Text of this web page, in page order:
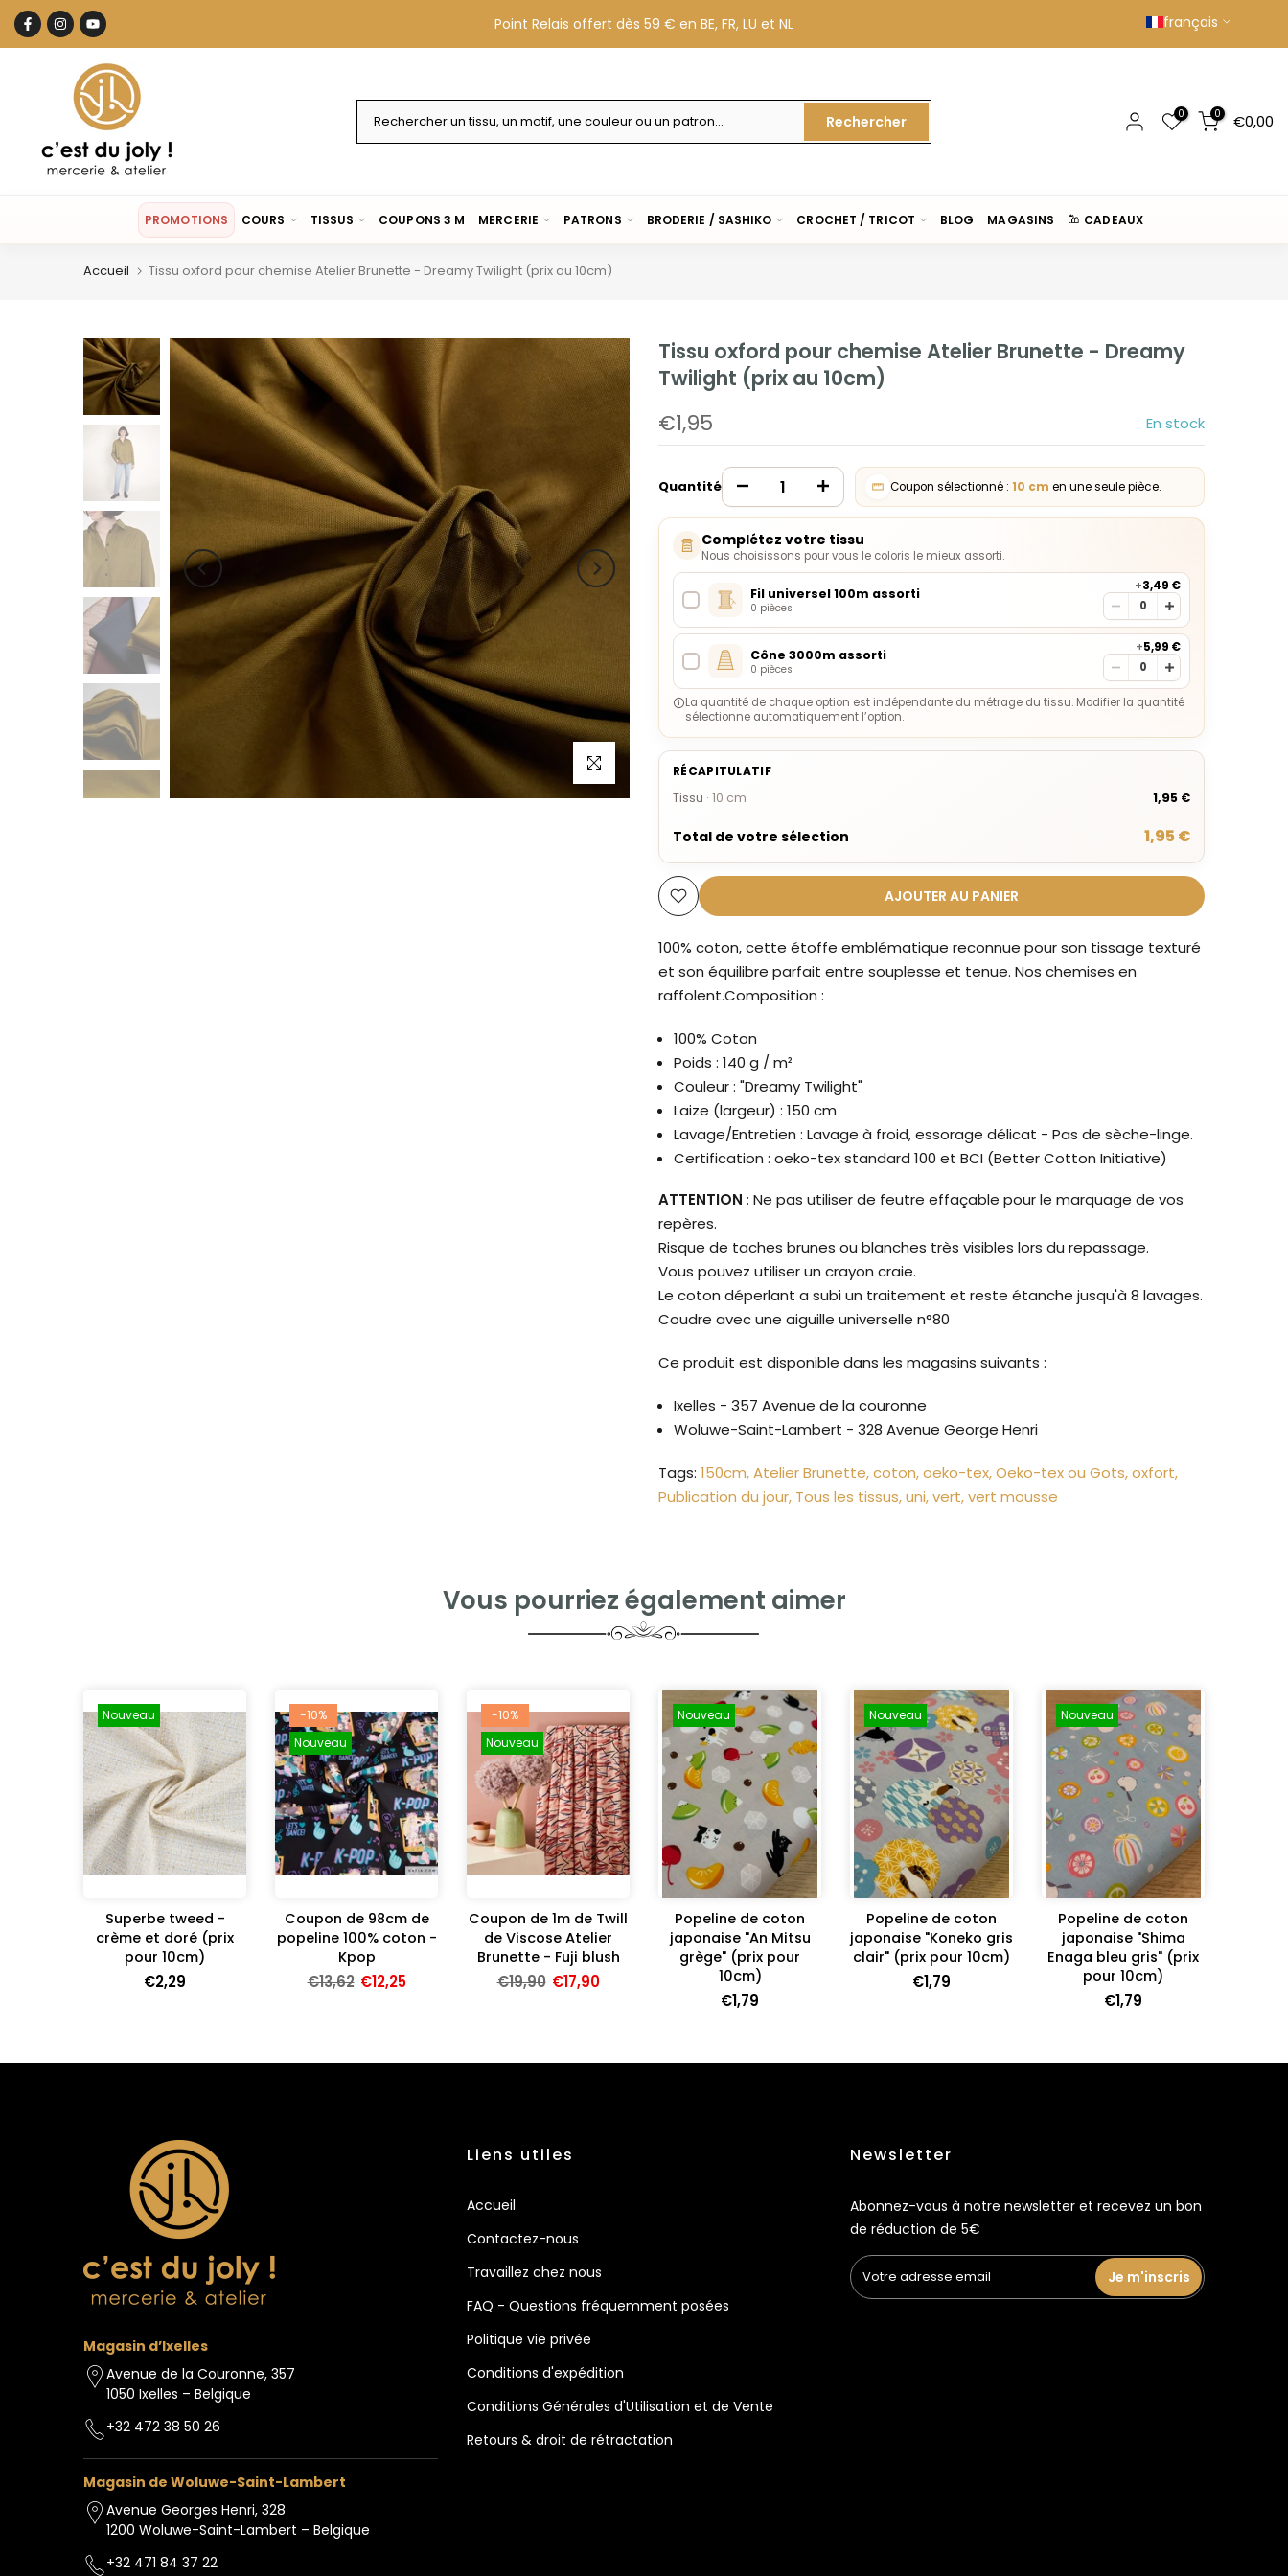
Aller
au
Point Relais offert dès 59 € en BE, FR, LU et NL français
Rechercher 0 0 €0,00
PROMOTIONS COURS TISSUS COUPONS 3 M MERCERIE PATRONS BRODERIE / SASHIKO CROCHET / TRICOT BLOG MAGASINS CADEAUX
Accueil Tissu oxford pour chemise Atelier Brunette - Dreamy Twilight (prix au 10cm)
Cliquez pour agrandir
Tissu oxford pour chemise Atelier Brunette - Dreamy
Twilight (prix au 10cm)
€1,95 En stock
Quantité Coupon sélectionné : 10 cm en une seule pièce.
Complétez votre tissu
Nous choisissons pour vous le coloris le mieux assorti.
Fil universel 100m assorti
0 pièces
+3,49 €
Cône 3000m assorti
0 pièces
+5,99 €
La quantité de chaque option est indépendante du métrage du tissu. Modifier la quantité
sélectionne automatiquement l’option.
RÉCAPITULATIF
Tissu · 10 cm 1,95 €
Total de votre sélection 1,95 €
AJOUTER AU PANIER
100% coton, cette étoffe emblématique reconnue pour son tissage texturé
et son équilibre parfait entre souplesse et tenue. Nos chemises en
raffolent.Composition :
100% Coton
Poids : 140 g / m²
Couleur : "Dreamy Twilight"
Laize (largeur) : 150 cm
Lavage/Entretien : Lavage à froid, essorage délicat - Pas de sèche-linge.
Certification : oeko-tex standard 100 et BCI (Better Cotton Initiative)
ATTENTION : Ne pas utiliser de feutre effaçable pour le marquage de vos
repères.
Risque de taches brunes ou blanches très visibles lors du repassage.
Vous pouvez utiliser un crayon craie.
Le coton déperlant a subi un traitement et reste étanche jusqu'à 8 lavages.
Coudre avec une aiguille universelle n°80
Ce produit est disponible dans les magasins suivants :
Ixelles - 357 Avenue de la couronne
Woluwe-Saint-Lambert - 328 Avenue George Henri
Tags: 150cm Atelier Brunette coton oeko-tex Oeko-tex ou Gots oxfort
Publication du jour Tous les tissus uni vert vert mousse
Vous pourriez également aimer
Nouveau
Superbe tweed -
crème et doré (prix
pour 10cm)
€2,29
-10%
Nouveau
Coupon de 98cm de
popeline 100% coton -
Kpop
€13,62 €12,25
-10%
Nouveau
Coupon de 1m de Twill
de Viscose Atelier
Brunette - Fuji blush
€19,90 €17,90
Nouveau
Popeline de coton
japonaise "An Mitsu
grège" (prix pour
10cm)
€1,79
Nouveau
Popeline de coton
japonaise "Koneko gris
clair" (prix pour 10cm)
€1,79
Nouveau
Popeline de coton
japonaise "Shima
Enaga bleu gris" (prix
pour 10cm)
€1,79
Magasin d’Ixelles
Avenue de la Couronne, 357
1050 Ixelles – Belgique
+32 472 38 50 26
Magasin de Woluwe-Saint-Lambert
Avenue Georges Henri, 328
1200 Woluwe-Saint-Lambert – Belgique
+32 471 84 37 22
Liens utiles
Accueil
Contactez-nous
Travaillez chez nous
FAQ - Questions fréquemment posées
Politique vie privée
Conditions d'expédition
Conditions Générales d'Utilisation et de Vente
Retours & droit de rétractation
Newsletter
Abonnez-vous à notre newsletter et recevez un bon
de réduction de 5€
Je m'inscris